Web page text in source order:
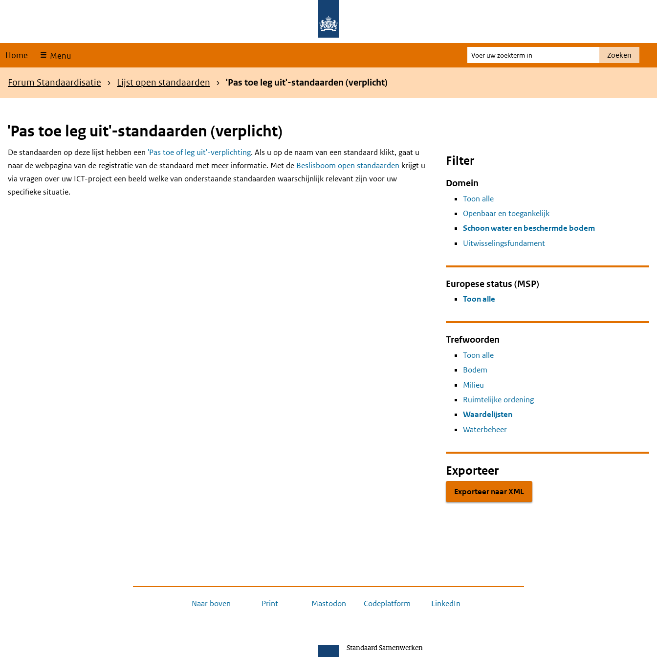
Home Menu
Voer
uw
Zoeken
Kruimelpad
Forum Standaardisatie Lijst open standaarden 'Pas toe leg uit'-standaarden (verplicht)
'Pas toe leg uit'-standaarden (verplicht)
Content
De standaarden op deze lijst hebben een 'Pas toe of leg uit'-verplichting. Als u op de naam van een standaard klikt, gaat u
naar de webpagina van de registratie van de standaard met meer informatie. Met de Beslisboom open standaarden krijgt u
via vragen over uw ICT-project een beeld welke van onderstaande standaarden waarschijnlijk relevant zijn voor uw
specifieke situatie.
Filter
Domein
Toon alle
Openbaar en toegankelijk
Schoon water en beschermde bodem
Uitwisselingsfundament
Europese status (MSP)
Toon alle
Trefwoorden
Toon alle
Bodem
Milieu
Ruimtelijke ordening
Waardelijsten
Waterbeheer
Exporteer
Exporteer naar XML
Naar boven Print Mastodon Codeplatform LinkedIn
Standaard Samenwerken